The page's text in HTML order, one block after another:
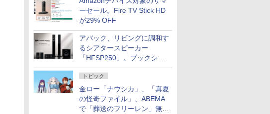
ーセール。Fire TV Stick HD
が29% OFF
アバック、リビングに調和す
るシアタースピーカー
「HFSP250」。ブックシェ
ルフはペア3万円以下
トピック
金ロー「ナウシカ」、「真夏
の怪奇ファイル」、ABEMA
で「葬送のフリーレン」無料